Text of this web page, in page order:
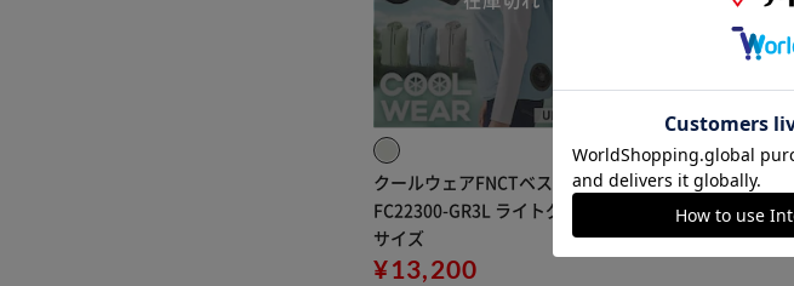
クールウェアFNCTベストセット
FC22300-GR3L ライトグレー 3L
サイズ
¥13,200
※ご確認ください